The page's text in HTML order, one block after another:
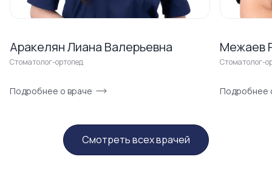
Аракелян Лиана Валерьевна
Стоматолог-ортопед
Подробнее о враче
Межаев
Стоматолог-
Подробнее
Смотреть всех врачей